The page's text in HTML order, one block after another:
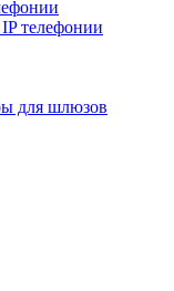
телефонии
для шлюзов